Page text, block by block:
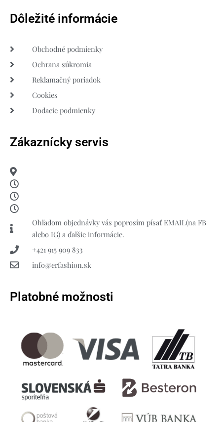
Dôležité informácie
Obchodné podmienky
Ochrana súkromia
Reklamačný poriadok
Cookies
Dodacie podmienky
Zákaznícky servis
Ohľadom objednávky vás poprosím písať EMAIL(na FB
alebo IG) a ďalšie informácie.
+421 915 909 833
info@erfashion.sk
Platobné možnosti